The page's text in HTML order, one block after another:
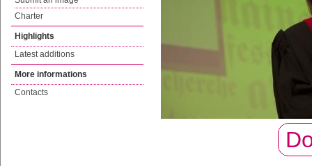
Charter
Highlights
Latest additions
More informations
Contacts